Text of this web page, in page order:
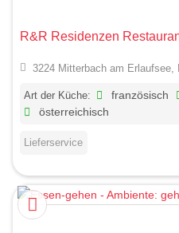
R&R Residenzen
3224 Mitterbach am Erlaufsee,
Art der Küche: französisch
österreichisch
Lieferservice